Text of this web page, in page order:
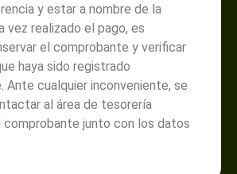
y estar a nombre de la
vez realizado el pago, es
el comprobante y verificar
haya sido registrado
cualquier inconveniente, se
al área de tesorería
comprobante junto con los datos